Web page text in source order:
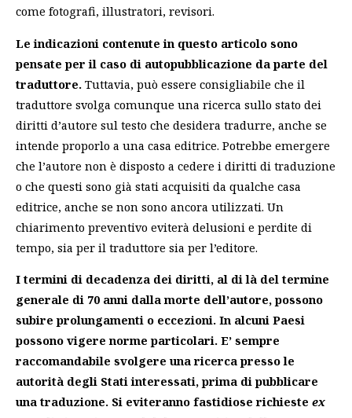
come fotografi, illustratori, revisori.
Le indicazioni contenute in questo articolo sono
pensate per il caso di autopubblicazione da parte del
traduttore. Tuttavia, può essere consigliabile che il
traduttore svolga comunque una ricerca sullo stato dei
diritti d’autore sul testo che desidera tradurre, anche se
intende proporlo a una casa editrice. Potrebbe emergere
che l’autore non è disposto a cedere i diritti di traduzione
o che questi sono già stati acquisiti da qualche casa
editrice, anche se non sono ancora utilizzati. Un
chiarimento preventivo eviterà delusioni e perdite di
tempo, sia per il traduttore sia per l’editore.
I termini di decadenza dei diritti, al di là del termine
generale di 70 anni dalla morte dell’autore, possono
subire prolungamenti o eccezioni. In alcuni Paesi
possono vigere norme particolari. E’ sempre
raccomandabile svolgere una ricerca presso le
autorità degli Stati interessati, prima di pubblicare
una traduzione. Si eviteranno fastidiose richieste ex